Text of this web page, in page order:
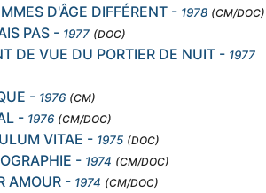
D'ÂGE DIFFÉRENT - 1978 (CM/DOC)
PAS - 1977 (DOC)
DE VUE DU PORTIER DE NUIT - 1977
- 1976 (CM)
- 1976 (CM/DOC)
VITAE - 1975 (DOC)
- 1974 (CM/DOC)
AMOUR - 1974 (CM/DOC)